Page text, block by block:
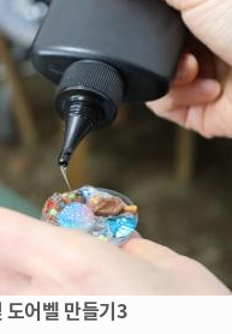
도어벨 만들기3